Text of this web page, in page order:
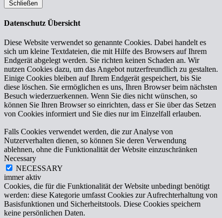
Schließen
Datenschutz Übersicht
Diese Website verwendet so genannte Cookies. Dabei handelt es
sich um kleine Textdateien, die mit Hilfe des Browsers auf Ihrem
Endgerät abgelegt werden. Sie richten keinen Schaden an. Wir
nutzen Cookies dazu, um das Angebot nutzerfreundlich zu gestalten.
Einige Cookies bleiben auf Ihrem Endgerät gespeichert, bis Sie
diese löschen. Sie ermöglichen es uns, Ihren Browser beim nächsten
Besuch wiederzuerkennen. Wenn Sie dies nicht wünschen, so
können Sie Ihren Browser so einrichten, dass er Sie über das Setzen
von Cookies informiert und Sie dies nur im Einzelfall erlauben.
Falls Cookies verwendet werden, die zur Analyse von
Nutzerverhalten dienen, so können Sie deren Verwendung
ablehnen, ohne die Funktionalität der Website einzuschränken
Necessary
NECESSARY
immer aktiv
Cookies, die für die Funktionalität der Website unbedingt benötigt
werden: diese Kategorie umfasst Cookies zur Aufrechterhaltung von
Basisfunktionen und Sicherheitstools. Diese Cookies speichern
keine persönlichen Daten.